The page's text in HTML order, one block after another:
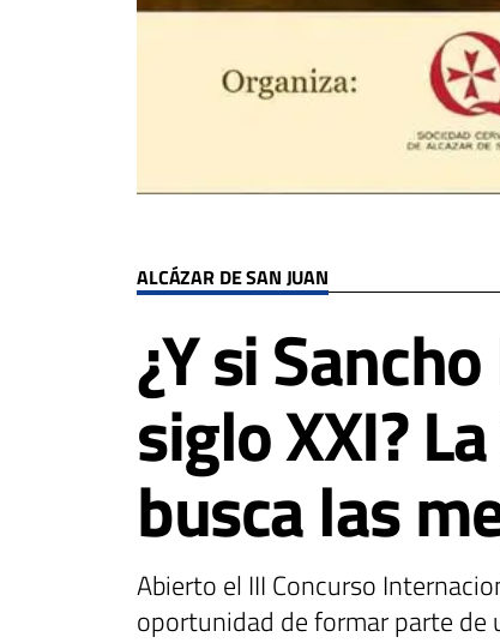
ALCÁZAR DE SAN JUAN
¿Y si
siglo XXI?
busca las
Abierto el III Concurso
oportunidad de formar parte de